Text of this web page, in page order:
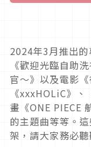
2024年3月推出的
《歡迎光臨自助
官～》以及電影
《xxxHOLiC》
畫《ONE PIECE
的主題曲等等。
架，請大家務必聽